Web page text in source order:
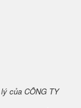
của CÔNG TY